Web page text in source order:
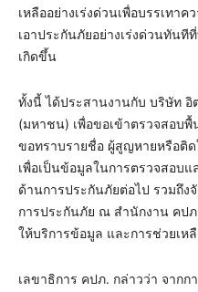
เหลืออย่างเร่งด่วนเพื่อบรรเทา
เอาประกันภัยอย่างเร่งด่วนทัน
เกิดขึ้น
ทั้งนี้ ได้ประสานงานกับ บริษัท อิ
(มหาชน) เพื่อขอเข้าตรวจสอบ
ขอทราบรายชื่อ ผู้สูญหายหรือติ
เพื่อเป็นข้อมูลในการตรวจสอบแ
ด้านการประกันภัยต่อไป รวมถึ
การประกันภัย ณ สำนักงาน คป
ให้บริการข้อมูล และการช่วยเห
เลขาธิการ คปภ. กล่าวว่า จากก